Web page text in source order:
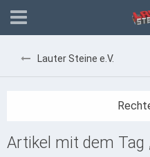
Lauter Steine e.V.
Artikel mit dem Tag